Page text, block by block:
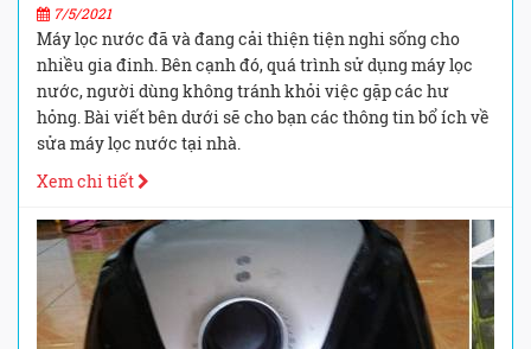
7/5/2021
Máy lọc nước đã và đang cải thiện tiện nghi sống cho
nhiều gia đinh. Bên cạnh đó, quá trình sử dụng máy lọc
nước, người dùng không tránh khỏi việc gặp các hư
hỏng. Bài viết bên dưới sẽ cho bạn các thông tin bổ ích về
sửa máy lọc nước tại nhà.
Xem chi tiết